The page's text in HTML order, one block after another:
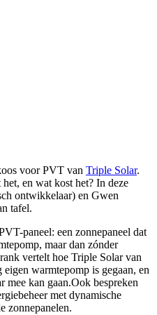
voor PVT van Triple Solar.
en wat kost het? In deze
ontwikkelaar) en Gwen
tafel.
paneel: een zonnepaneel dat
maar dan zónder
vertelt hoe Triple Solar van
warmtepomp is gegaan, en
mee kan gaan.Ook bespreken
met dynamische
zonnepanelen.